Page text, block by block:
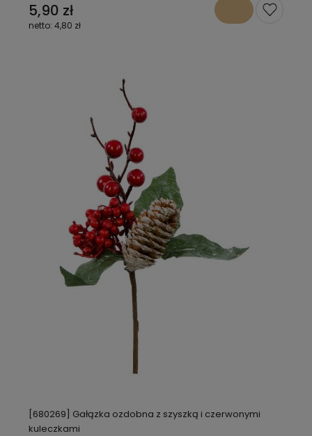
5,90 zł
4,80 zł
[680269] Gałązka ozdobna z szyszką i czerwonymi
kuleczkami